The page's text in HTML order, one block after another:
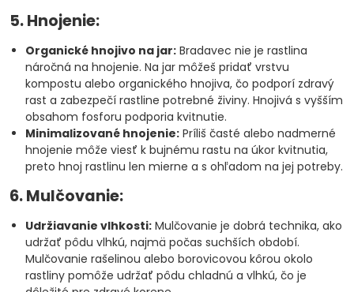
5. Hnojenie:
Organické hnojivo na jar: Bradavec nie je rastlina
náročná na hnojenie. Na jar môžeš pridať vrstvu
kompostu alebo organického hnojiva, čo podporí zdravý
rast a zabezpečí rastline potrebné živiny. Hnojivá s vyšším
obsahom fosforu podporia kvitnutie.
Minimalizované hnojenie: Príliš časté alebo nadmerné
hnojenie môže viesť k bujnému rastu na úkor kvitnutia,
preto hnoj rastlinu len mierne a s ohľadom na jej potreby.
6. Mulčovanie:
Udržiavanie vlhkosti: Mulčovanie je dobrá technika, ako
udržať pôdu vlhkú, najmä počas suchších období.
Mulčovanie rašelinou alebo borovicovou kôrou okolo
rastliny pomôže udržať pôdu chladnú a vlhkú, čo je